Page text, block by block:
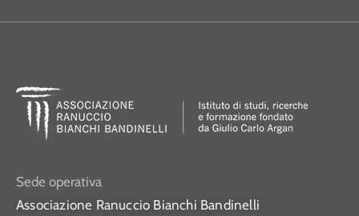
Sede operativa
Associazione Ranuccio Bianchi Bandinelli